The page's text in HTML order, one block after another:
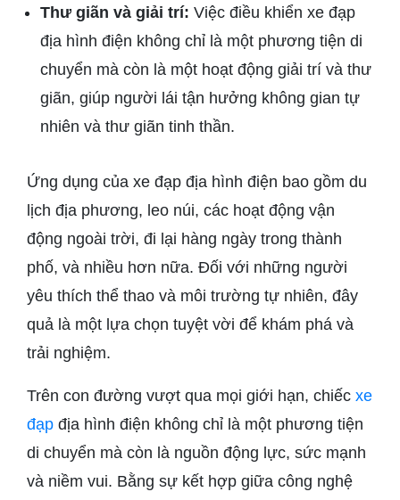
Thư giãn và giải trí: Việc điều khiển xe đạp
địa hình điện không chỉ là một phương tiện di
chuyển mà còn là một hoạt động giải trí và thư
giãn, giúp người lái tận hưởng không gian tự
nhiên và thư giãn tinh thần.
Ứng dụng của xe đạp địa hình điện bao gồm du
lịch địa phương, leo núi, các hoạt động vận
động ngoài trời, đi lại hàng ngày trong thành
phố, và nhiều hơn nữa. Đối với những người
yêu thích thể thao và môi trường tự nhiên, đây
quả là một lựa chọn tuyệt vời để khám phá và
trải nghiệm.
Trên con đường vượt qua mọi giới hạn, chiếc xe
đạp địa hình điện không chỉ là một phương tiện
di chuyển mà còn là nguồn động lực, sức mạnh
và niềm vui. Bằng sự kết hợp giữa công nghệ